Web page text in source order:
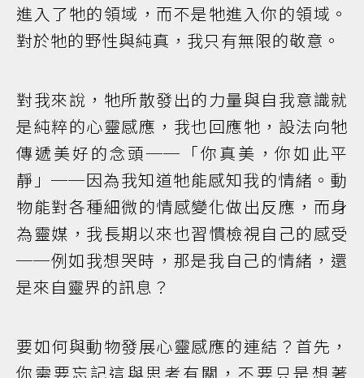
進入了牠的領域，而不是牠進入你的領域。
對於牠的野性與純真，我只有無限的敬意。
對我來說，牠所散發出的力量與自我意識就
是純粹的心靈感應，我也回應牠，設法向牠
傳遞美好的念頭──「你真美，你如此平
靜」──因為我知道牠能感知我的情緒。動
物能對各種細微的情感變化做出反應，而身
為靈媒，我長期以來也習慣檢視自己的感受
──例如我想哭時，那是我自己的情緒，還
是來自靈界的訊息？
要如何與動物發展心靈感應的連結？首先，
你需要忘記這與思考有關，不要只是想著